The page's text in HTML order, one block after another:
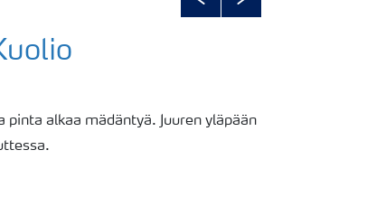
PreviousNext
pinta alkaa mädäntyä. Juuren yläpään